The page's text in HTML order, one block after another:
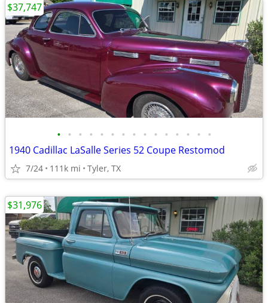
• • • • • • • • • • • • • • •
1940 Cadillac LaSalle Series 52 Coupe Restomod
7/24 111k mi Tyler, TX
$37,747
$31,976